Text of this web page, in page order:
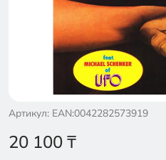
Артикул: EAN:0042282573919
20 100₸